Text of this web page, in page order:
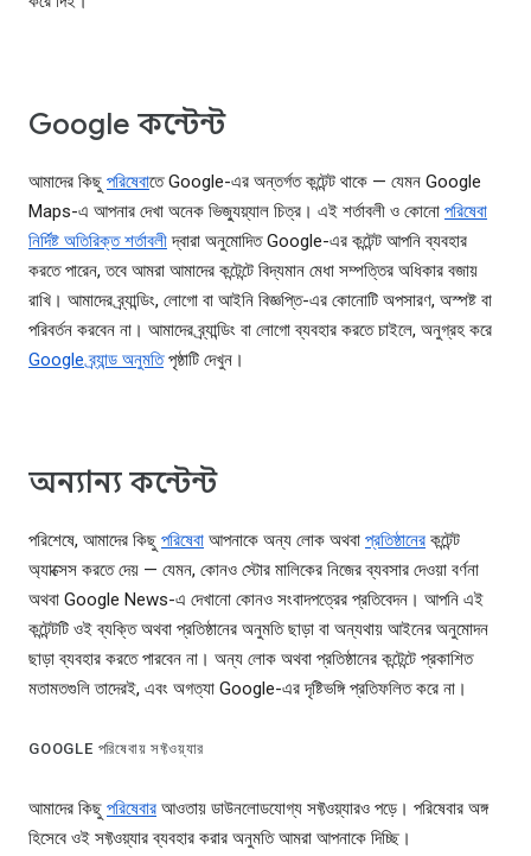
Google কন্টেন্ট
আমাদের কিছু পরিষেবাতে Google-এর অন্তর্গত কন্টেন্ট থাকে — যেমন Google
Maps-এ আপনার দেখা অনেক ভিজ্যুয়্যাল চিত্র। এই শর্তাবলী ও কোনো পরিষেবা
নির্দিষ্ট অতিরিক্ত শর্তাবলীদ্বারা অনুমোদিত Google-এর কন্টেন্ট আপনি ব্যবহার
করতে পারেন, তবে আমরা আমাদের কন্টেন্টে বিদ্যমান মেধা সম্পত্তির অধিকার বজায়
রাখি। আমাদের ব্র্যান্ডিং, লোগো বা আইনি বিজ্ঞপ্তি-এর কোনোটি অপসারণ, অস্পষ্ট বা
পরিবর্তন করবেন না। আমাদের ব্র্যান্ডিং বা লোগো ব্যবহার করতে চাইলে, অনুগ্রহ করে
Google ব্র্যান্ড অনুমতিপৃষ্ঠাটি দেখুন।
অন্যান্য কন্টেন্ট
পরিশেষে, আমাদের কিছু পরিষেবা আপনাকে অন্য লোক অথবা প্রতিষ্ঠানের কন্টেন্ট
অ্যাক্সেস করতে দেয় — যেমন, কোনও স্টোর মালিকের নিজের ব্যবসার দেওয়া বর্ণনা
অথবা Google News-এ দেখানো কোনও সংবাদপত্রের প্রতিবেদন। আপনি এই
কন্টেন্টটি ওই ব্যক্তি অথবা প্রতিষ্ঠানের অনুমতি ছাড়া বা অন্যথায় আইনের অনুমোদন
ছাড়া ব্যবহার করতে পারবেন না। অন্য লোক অথবা প্রতিষ্ঠানের কন্টেন্টে প্রকাশিত
মতামতগুলি তাদেরই, এবং অগত্যা Google-এর দৃষ্টিভঙ্গি প্রতিফলিত করে না।
GOOGLE পরিষেবায় সফ্টওয়্যার
আমাদের কিছু পরিষেবার আওতায় ডাউনলোডযোগ্য সফ্টওয়্যারও পড়ে। পরিষেবার অঙ্গ
হিসেবে ওই সফ্টওয়্যার ব্যবহার করার অনুমতি আমরা আপনাকে দিচ্ছি।